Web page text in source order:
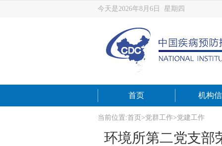
今天是2026年8月6日 星期四
首页 机构
当前位置:首页 >党群工作>党建工作
环境所第二党支部